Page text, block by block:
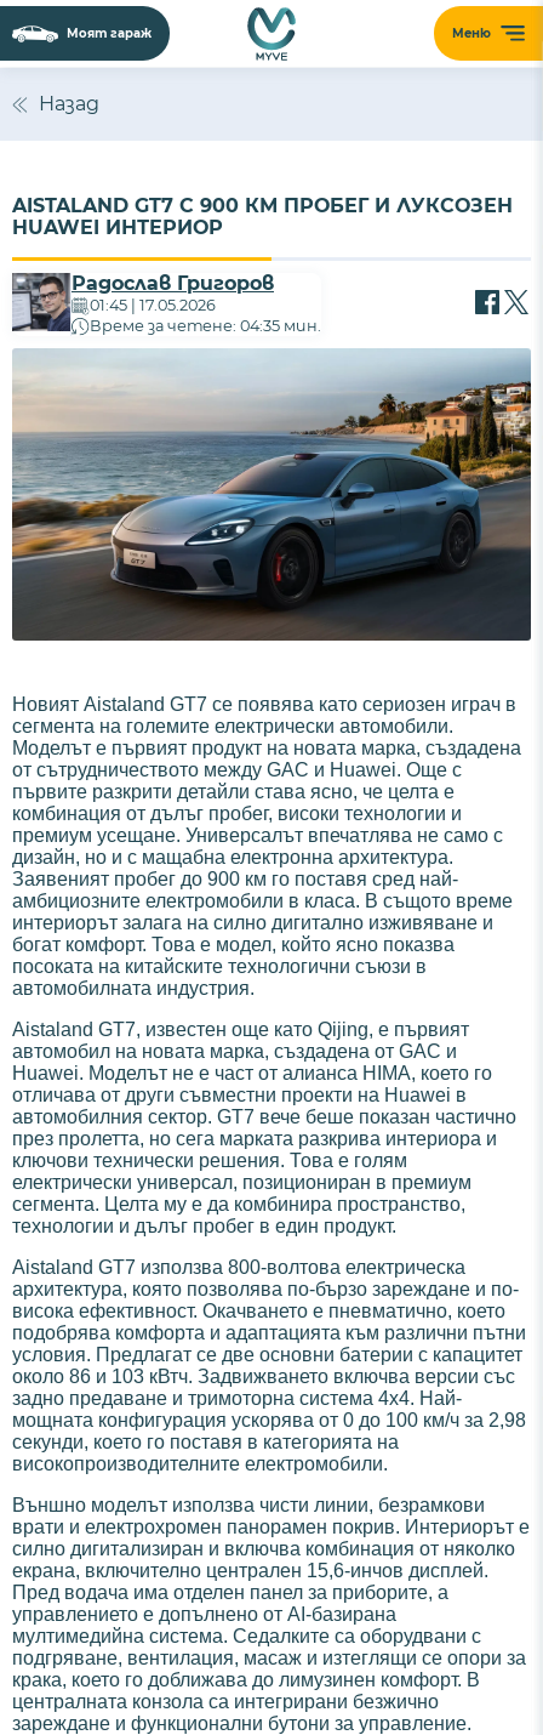
Меню
Моят гараж
Назад
AISTALAND GT7 С 900 КМ ПРОБЕГ И ЛУКСОЗЕН
HUAWEI ИНТЕРИОР
Радослав Григоров
01:45 | 17.05.2026
Време за четене: 04:35 мин.
Новият Aistaland GT7 се появява като сериозен играч в
сегмента на големите електрически автомобили.
Моделът е първият продукт на новата марка, създадена
от сътрудничеството между GAC и Huawei. Още с
първите разкрити детайли става ясно, че целта е
комбинация от дълъг пробег, високи технологии и
премиум усещане. Универсалът впечатлява не само с
дизайн, но и с мащабна електронна архитектура.
Заявеният пробег до 900 км го поставя сред най-
амбициозните електромобили в класа. В същото време
интериорът залага на силно дигитално изживяване и
богат комфорт. Това е модел, който ясно показва
посоката на китайските технологични съюзи в
автомобилната индустрия.
Aistaland GT7, известен още като Qijing, е първият
автомобил на новата марка, създадена от GAC и
Huawei. Моделът не е част от алианса HIMA, което го
отличава от други съвместни проекти на Huawei в
автомобилния сектор. GT7 вече беше показан частично
през пролетта, но сега марката разкрива интериора и
ключови технически решения. Това е голям
електрически универсал, позициониран в премиум
сегмента. Целта му е да комбинира пространство,
технологии и дълъг пробег в един продукт.
Aistaland GT7 използва 800-волтова електрическа
архитектура, която позволява по-бързо зареждане и по-
висока ефективност. Окачването е пневматично, което
подобрява комфорта и адаптацията към различни пътни
условия. Предлагат се две основни батерии с капацитет
около 86 и 103 кВтч. Задвижването включва версии със
задно предаване и тримоторна система 4x4. Най-
мощната конфигурация ускорява от 0 до 100 км/ч за 2,98
секунди, което го поставя в категорията на
високопроизводителните електромобили.
Външно моделът използва чисти линии, безрамкови
врати и електрохромен панорамен покрив. Интериорът е
силно дигитализиран и включва комбинация от няколко
екрана, включително централен 15,6-инчов дисплей.
Пред водача има отделен панел за приборите, а
управлението е допълнено от AI-базирана
мултимедийна система. Седалките са оборудвани с
подгряване, вентилация, масаж и изтеглящи се опори за
крака, което го доближава до лимузинен комфорт. В
централната конзола са интегрирани безжично
зареждане и функционални бутони за управление.